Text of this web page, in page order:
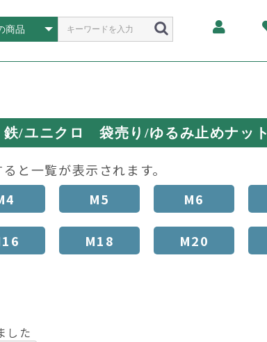
/ユニクロ 袋売り/ゆるみ止めナット
と一覧が表示されます。
M5 M6
M18 M20
した